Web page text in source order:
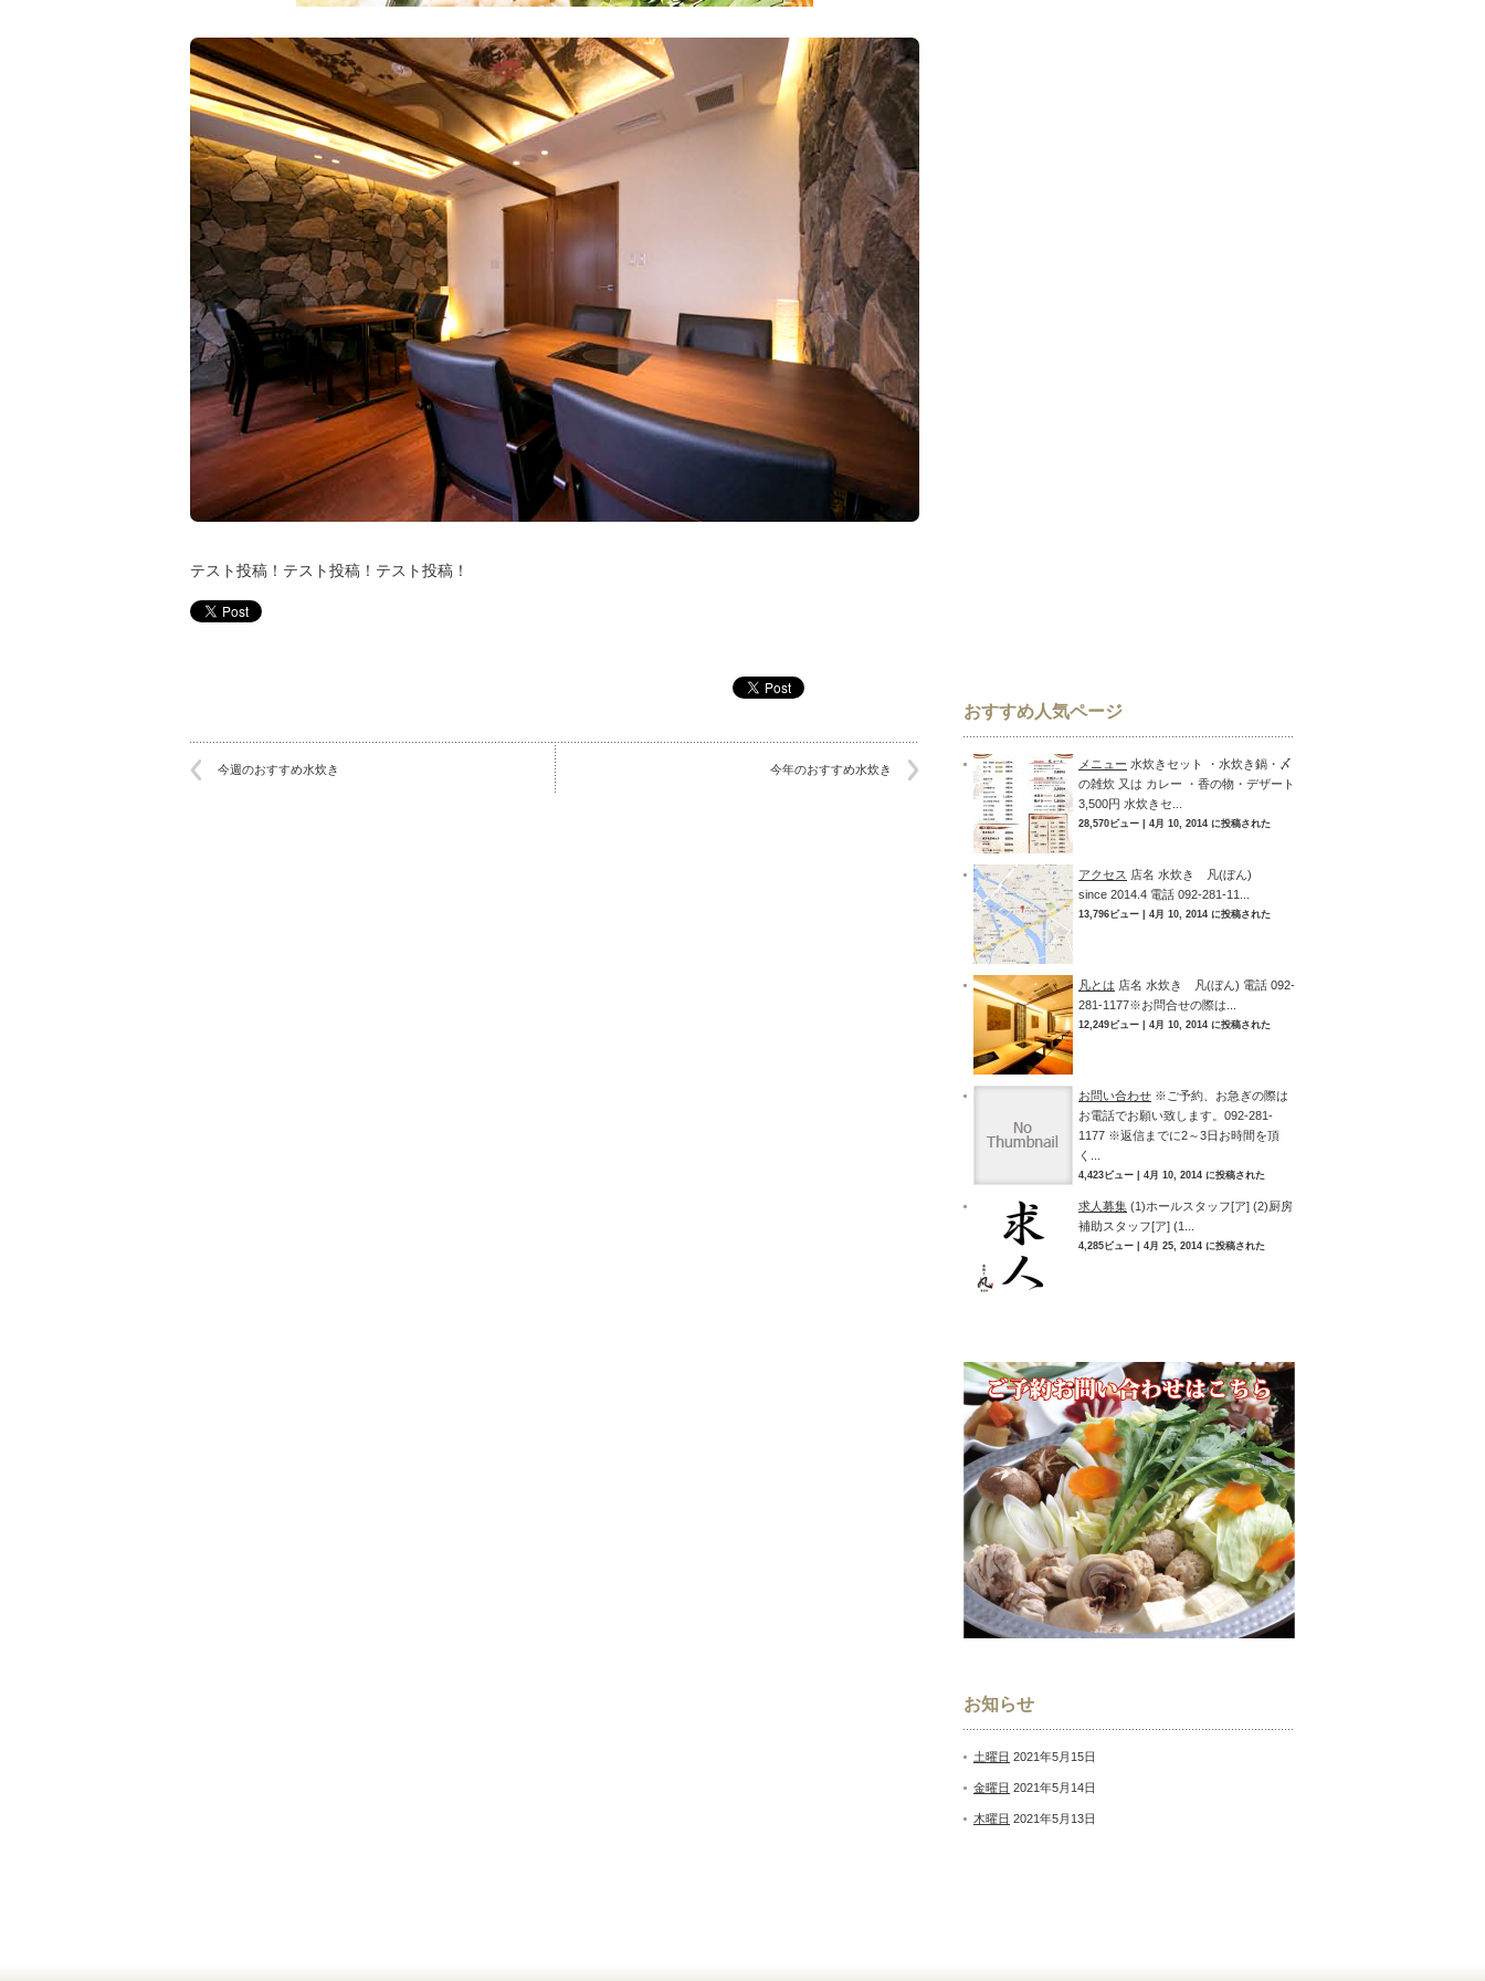
テスト投稿！テスト投稿！テスト投稿！
今週のおすすめ水炊き 今年のおすすめ水炊き
おすすめ人気ページ
メニュー 水炊きセット ・水炊き鍋・〆
の雑炊 又は カレー ・香の物・デザート
3,500円 水炊きセ...
28,570ビュー 4月 10, 2014 に投稿された
アクセス 店名 水炊き 凡(ぼん)
since 2014.4 電話 092-281-11...
13,796ビュー 4月 10, 2014 に投稿された
凡とは 店名 水炊き 凡(ぼん) 電話 092-
281-1177※お問合せの際は...
12,249ビュー 4月 10, 2014 に投稿された
お問い合わせ ※ご予約、お急ぎの際は
お電話でお願い致します。092-281-
1177 ※返信までに2～3日お時間を頂
く...
4,423ビュー 4月 10, 2014 に投稿された
求人募集 (1)ホールスタッフ[ア] (2)厨房
補助スタッフ[ア] (1...
4,285ビュー 4月 25, 2014 に投稿された
お知らせ
土曜日 2021年5月15日
金曜日 2021年5月14日
木曜日 2021年5月13日